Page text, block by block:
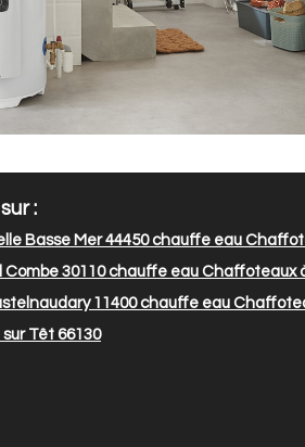
:
Basse Mer 44450chauffe eau
30110chauffe eau Chaffoteaux
11400chauffe eau
Têt 66130